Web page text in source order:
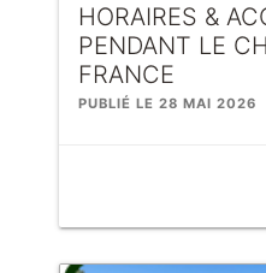
HORAIRES &
PENDANT LE
FRANCE
PUBLIÉ LE 28 MAI 2026